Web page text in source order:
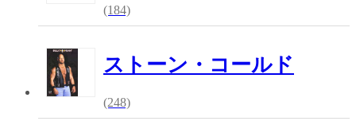
(184)
ストーン・コールド
(248)